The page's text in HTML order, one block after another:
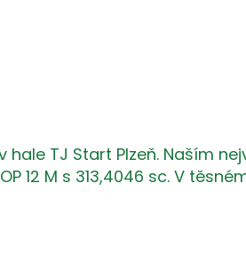
TJ Start Plzeň. Naším
12 M s 313,4046 sc. V